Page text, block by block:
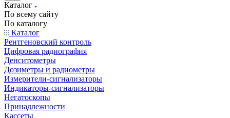
Каталог
По всему сайту
По каталогу
Каталог
Рентгеновский контроль
Цифровая радиография
Денситометры
Дозиметры и радиометры
Измерители-сигнализаторы
Индикаторы-сигнализаторы
Негатоскопы
Принадлежности
Кассеты